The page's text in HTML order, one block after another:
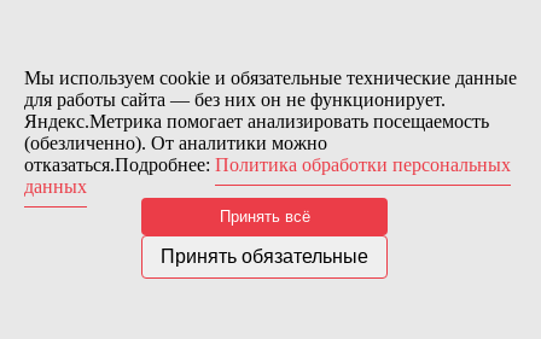
Контакты
Заказов сегодня / Всего
11133
Нас можно найти тут:
© 2026 Motor Components. Все права защищены
Дизайн и разработка сайта
Nice’
В связи с возникшими затруднениями с поставками из-за
Мы используем cookie и обязательные технические данные
для работы сайта — без них он не функционирует.
Яндекс.Метрика помогает анализировать посещаемость
(обезличенно). От аналитики можно
отказаться.Подробнее: Политика обработки персональных
данных
Принять всё
Принять обязательные